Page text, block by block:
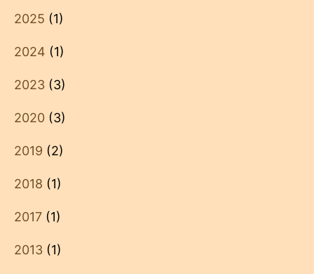
2025 (1)
2024 (1)
2023 (3)
2020 (3)
2019 (2)
2018 (1)
2017 (1)
2013 (1)